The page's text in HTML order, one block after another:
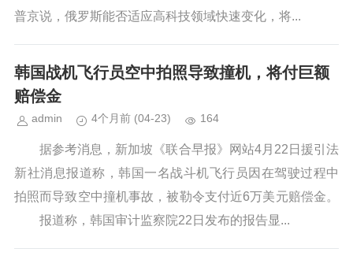
普京说，俄罗斯能否适应高科技领域快速变化，将...
韩国战机飞行员空中拍照导致撞机，将付巨额
赔偿金
admin 4个月前 (04-23) 164
据参考消息，新加坡《联合早报》网站4月22日援引法
新社消息报道称，韩国一名战斗机飞行员因在驾驶过程中
拍照而导致空中撞机事故，被勒令支付近6万美元赔偿金。
报道称，韩国审计监察院22日发布的报告显...